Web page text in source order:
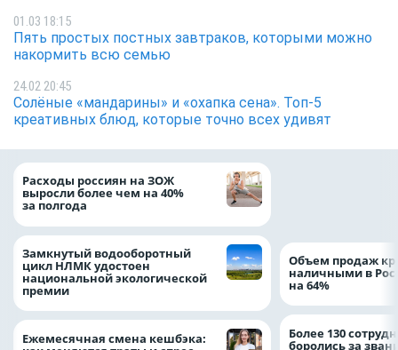
01.03 18:15
Пять простых постных завтраков, которыми можно
накормить всю семью
24.02 20:45
Солёные «мандарины» и «охапка сена». Топ-5
креативных блюд, которые точно всех удивят
Расходы россиян на ЗОЖ
выросли более чем на 40%
за полгода
Замкнутый водооборотный
цикл НЛМК удостоен
национальной экологической
премии
Ежемесячная смена кешбэка:
Объем продаж
наличными в
на 64%
Более 130
боролись за